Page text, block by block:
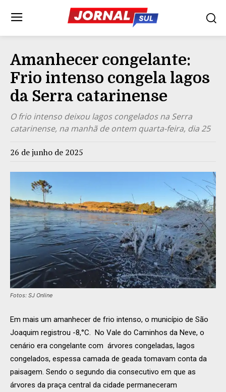
Amanhecer congelante:
Frio intenso congela lagos
da Serra catarinense
O frio intenso deixou lagos congelados na Serra
catarinense, na manhã de ontem quarta-feira, dia 25
26 de junho de 2025
Fotos: SJ Online
Em mais um amanhecer de frio intenso, o município de São
Joaquim registrou -8,°C. No Vale do Caminhos da Neve, o
cenário era congelante com árvores congeladas, lagos
congelados, espessa camada de geada tomavam conta da
paisagem. Sendo o segundo dia consecutivo em que as
árvores da praça central da cidade permaneceram